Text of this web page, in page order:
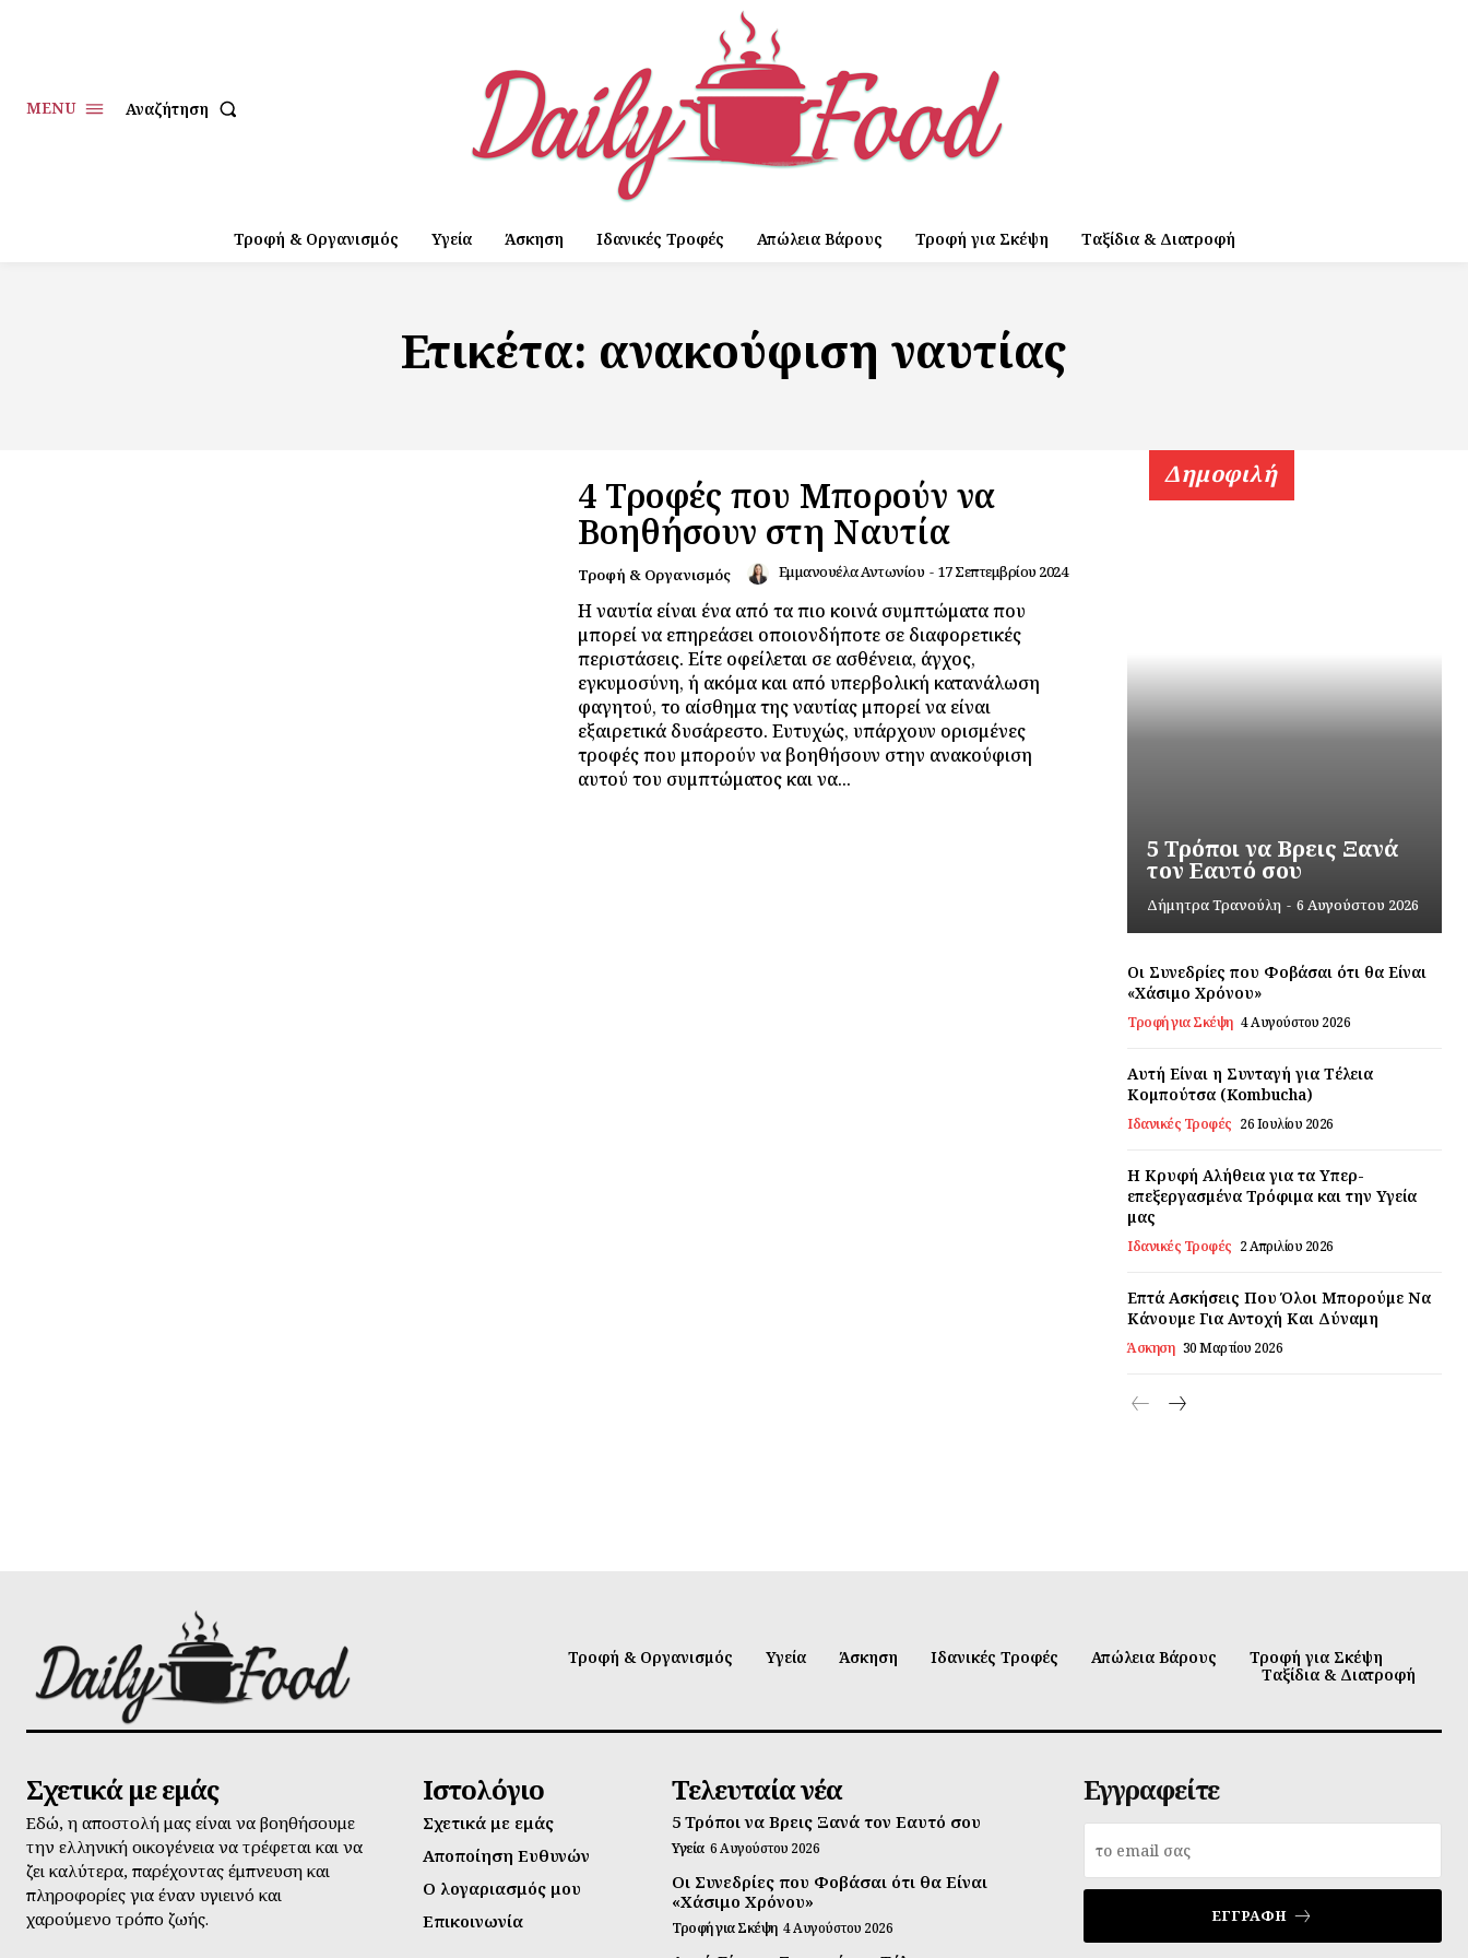
MENU Αναζήτηση
Τροφή & Οργανισμός Υγεία Άσκηση Ιδανικές Τροφές Απώλεια Βάρους Τροφή για Σκέψη Ταξίδια & Διατροφή
Ετικέτα: ανακούφιση ναυτίας
4 Τροφές που Μπορούν να
Βοηθήσουν στη Ναυτία
Τροφή & Οργανισμός Εμμανουέλα Αντωνίου - 17 Σεπτεμβρίου 2024
Η ναυτία είναι ένα από τα πιο κοινά συμπτώματα που
μπορεί να επηρεάσει οποιονδήποτε σε διαφορετικές
περιστάσεις. Είτε οφείλεται σε ασθένεια, άγχος,
εγκυμοσύνη, ή ακόμα και από υπερβολική κατανάλωση
φαγητού, το αίσθημα της ναυτίας μπορεί να είναι
εξαιρετικά δυσάρεστο. Ευτυχώς, υπάρχουν ορισμένες
τροφές που μπορούν να βοηθήσουν στην ανακούφιση
αυτού του συμπτώματος και να...
Δημοφιλή
5 Τρόποι να Βρεις Ξανά
τον Εαυτό σου
Δήμητρα Τρανούλη - 6 Αυγούστου 2026
Οι Συνεδρίες που Φοβάσαι ότι θα Είναι
«Χάσιμο Χρόνου»
Τροφή για Σκέψη 4 Αυγούστου 2026
Αυτή Είναι η Συνταγή για Τέλεια
Κομπούτσα (Kombucha)
Ιδανικές Τροφές 26 Ιουλίου 2026
Η Κρυφή Αλήθεια για τα Υπερ-
επεξεργασμένα Τρόφιμα και την Υγεία
μας
Ιδανικές Τροφές 2 Απριλίου 2026
Επτά Ασκήσεις Που Όλοι Μπορούμε Να
Κάνουμε Για Αντοχή Και Δύναμη
Άσκηση 30 Μαρτίου 2026
Τροφή & Οργανισμός Υγεία Άσκηση Ιδανικές Τροφές Απώλεια Βάρους
Τροφή για Σκέψη
Ταξίδια & Διατροφή
Σχετικά με εμάς
Εδώ, η αποστολή μας είναι να βοηθήσουμε
την ελληνική οικογένεια να τρέφεται και να
ζει καλύτερα, παρέχοντας έμπνευση και
πληροφορίες για έναν υγιεινό και
χαρούμενο τρόπο ζωής.
Ιστολόγιο
Σχετικά με εμάς
Αποποίηση Ευθυνών
Ο λογαριασμός μου
Επικοινωνία
Τελευταία νέα
5 Τρόποι να Βρεις Ξανά τον Εαυτό σου
Υγεία 6 Αυγούστου 2026
Οι Συνεδρίες που Φοβάσαι ότι θα Είναι
«Χάσιμο Χρόνου»
Τροφή για Σκέψη 4 Αυγούστου 2026
Εγγραφείτε
ΕΓΓΡΑΦΉ